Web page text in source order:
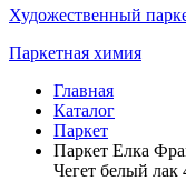
Художественный
Паркетная химия
Главная
Каталог
Паркет
Паркет Елка
Чегет белый лак